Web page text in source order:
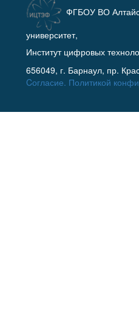
ФГБОУ ВО
университет,
Институт цифровых
656049, г. Барнаул, пр.
Cогласие. Политикой